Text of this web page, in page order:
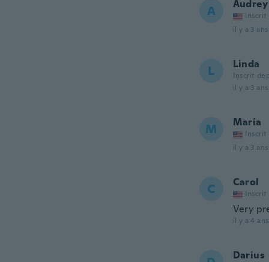
A Audrey
Inscrit
il y a 3 ans
L Linda
Inscrit
il y a 3 ans
M Maria
Inscrit
il y a 3 ans
C Carol
Inscrit
Very
il y a 4 ans
Darius